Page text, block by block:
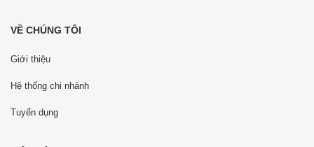
VỀ CHÚNG TÔI
Giới thiệu
Hệ thống chi nhánh
Tuyển dụng